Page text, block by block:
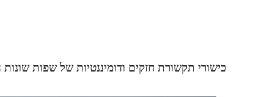
כישורי תקשורת חזקים ודומיננטיות של שפות